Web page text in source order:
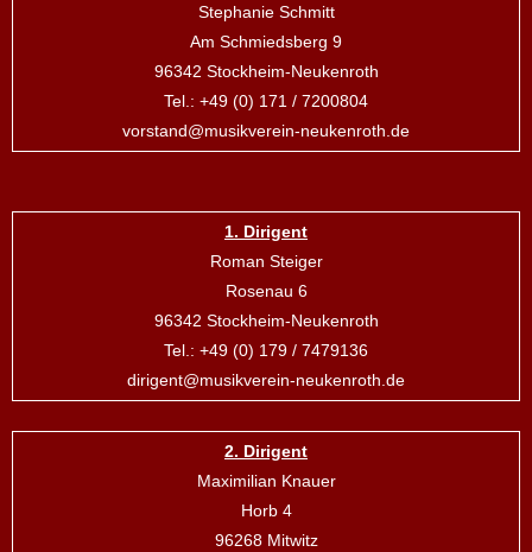
Stephanie Schmitt
Am Schmiedsberg 9
96342 Stockheim-Neukenroth
Tel.: +49 (0) 171 / 7200804
vorstand@musikverein-neukenroth.de
1. Dirigent
Roman Steiger
Rosenau 6
96342 Stockheim-Neukenroth
Tel.: +49 (0) 179 / 7479136
dirigent@musikverein-neukenroth.de
2. Dirigent
Maximilian Knauer
Horb 4
96268 Mitwitz